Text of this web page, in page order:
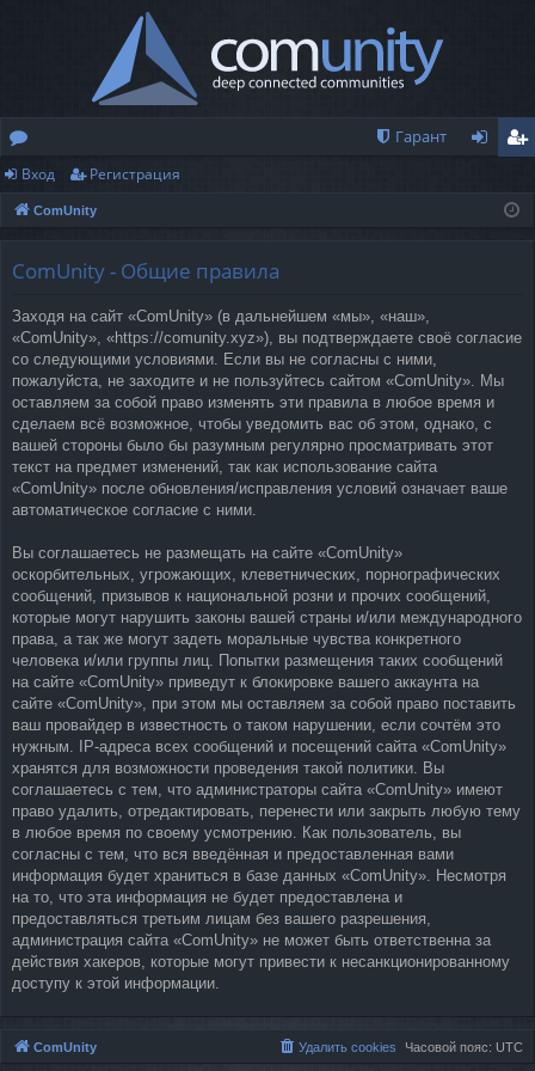
о
ру
Гарант
ис
ия
Вход Регистрация
ComUnity
ComUnity - Общие правила
Заходя на сайт «ComUnity» (в дальнейшем «мы», «наш»,
«ComUnity», «https://comunity.xyz»), вы подтверждаете своё согласие
со следующими условиями. Если вы не согласны с ними,
пожалуйста, не заходите и не пользуйтесь сайтом «ComUnity». Мы
оставляем за собой право изменять эти правила в любое время и
сделаем всё возможное, чтобы уведомить вас об этом, однако, с
вашей стороны было бы разумным регулярно просматривать этот
текст на предмет изменений, так как использование сайта
«ComUnity» после обновления/исправления условий означает ваше
автоматическое согласие с ними.
Вы соглашаетесь не размещать на сайте «ComUnity»
оскорбительных, угрожающих, клеветнических, порнографических
сообщений, призывов к национальной розни и прочих сообщений,
которые могут нарушить законы вашей страны и/или международного
права, а так же могут задеть моральные чувства конкретного
человека и/или группы лиц. Попытки размещения таких сообщений
на сайте «ComUnity» приведут к блокировке вашего аккаунта на
сайте «ComUnity», при этом мы оставляем за собой право поставить
ваш провайдер в известность о таком нарушении, если сочтём это
нужным. IP-адреса всех сообщений и посещений сайта «ComUnity»
хранятся для возможности проведения такой политики. Вы
соглашаетесь с тем, что администраторы сайта «ComUnity» имеют
право удалить, отредактировать, перенести или закрыть любую тему
в любое время по своему усмотрению. Как пользователь, вы
согласны с тем, что вся введённая и предоставленная вами
информация будет храниться в базе данных «ComUnity». Несмотря
на то, что эта информация не будет предоставлена и
предоставляться третьим лицам без вашего разрешения,
администрация сайта «ComUnity» не может быть ответственна за
действия хакеров, которые могут привести к несанкционированному
доступу к этой информации.
ComUnity Часовой пояс: UTC
Удалить cookies